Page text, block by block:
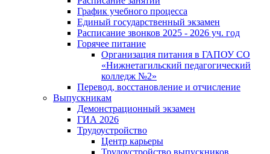
График учебного процесса
Единый государственный экзамен
Расписание звонков 2025 - 2026 уч. год
Горячее питание
Организация питания в ГАПОУ СО
«Нижнетагильский педагогический
колледж №2»
Перевод, восстановление и отчисление
Выпускникам
Демонстрационный экзамен
ГИА 2026
Трудоустройство
Центр карьеры
Трудоустройство выпускников